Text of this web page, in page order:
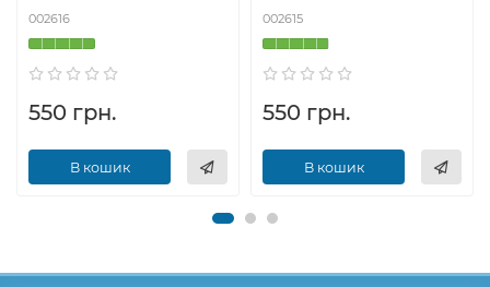
002616
550 грн.
В кошик
002615
550 грн.
В кошик